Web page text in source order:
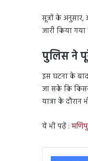
सूत्रों के
जारी किया गया
पुलिस ने
इस घटना के
जा सके कि
यात्रा के
ये भी पढ़ें :